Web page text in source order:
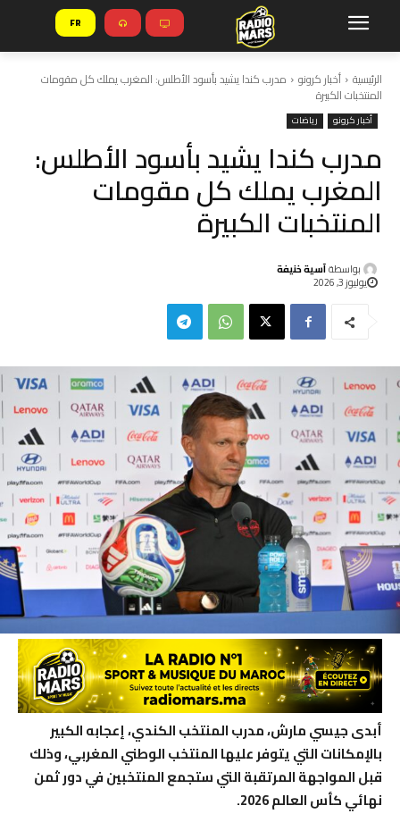
FR
الرئيسية أخبار كرونو مدرب كندا يشيد بأسود الأطلس: المغرب يملك كل مقومات
المنتخبات الكبيرة
أخبار كرونو رياضات
مدرب كندا يشيد بأسود الأطلس:
المغرب يملك كل مقومات
المنتخبات الكبيرة
بواسطةآسية خنيفة
يوليوز 3, 2026
أبدى جيسي مارش، مدرب المنتخب الكندي، إعجابه الكبير
بالإمكانات التي يتوفر عليها المنتخب الوطني المغربي، وذلك
قبل المواجهة المرتقبة التي ستجمع المنتخبين في دور ثمن
نهائي كأس العالم 2026.